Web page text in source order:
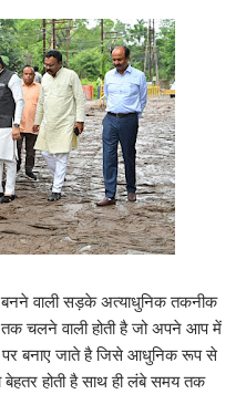
से बनने वाली सड़के अत्याधुनिक तकनीक
तक चलने वाली होती है जो अपने आप में
पर बनाए जाते है जिसे आधुनिक रूप से
बेहतर होती है साथ ही लंबे समय तक